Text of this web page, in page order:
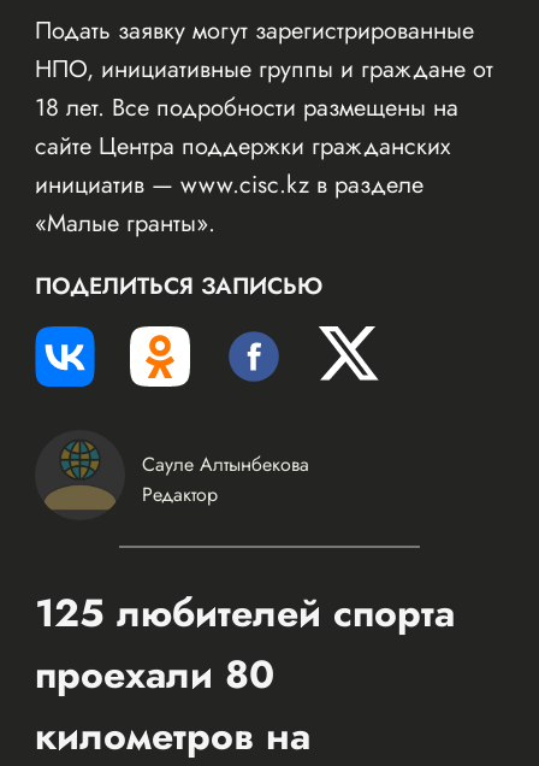
Подать заявку могут зарегистрированные
НПО, инициативные группы и граждане от
18 лет. Все подробности размещены на
сайте Центра поддержки гражданских
инициатив — www.cisc.kz в разделе
«Малые гранты».
ПОДЕЛИТЬСЯ ЗАПИСЬЮ
Сауле Алтынбекова
Редактор
125 любителей спорта
проехали 80
километров на